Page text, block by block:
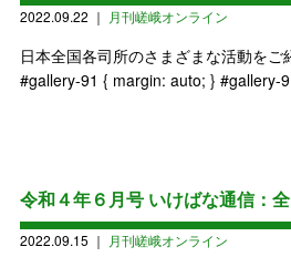
2022.09.22 ｜ 月刊嵯峨オンライン
日本全国各司所のさまざまな活動を
#gallery-91 { margin: auto; } #gallery-
令和４年６月号 いけばな通信：
2022.09.15 ｜ 月刊嵯峨オンライン